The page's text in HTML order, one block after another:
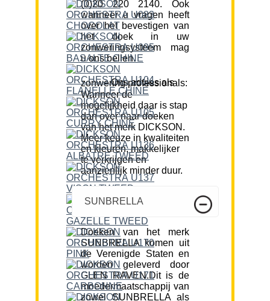
(0)20 220 2140. Ook
wanneer u vragen heeft
over het bevestigen van
het doek in uw
zonweringsysteem mag
u ons bellen.
Ons advies als zonwering professionals:
Wanneer de
mogelijkheid daar is stap
dan over naar doeken
van het merk DICKSON.
Meer keuze in kwaliteiten
en kleuren, makkelijker
te verkrijgen en
aanzienlijk minder duur.
SUNBRELLA
Doeken van het merk
SUNBRELLA komen uit
de Verenigde Staten en
worden geleverd door
GLEN RAVEN.Dit is de
moedermaatschappij van
zowel SUNBRELLA als